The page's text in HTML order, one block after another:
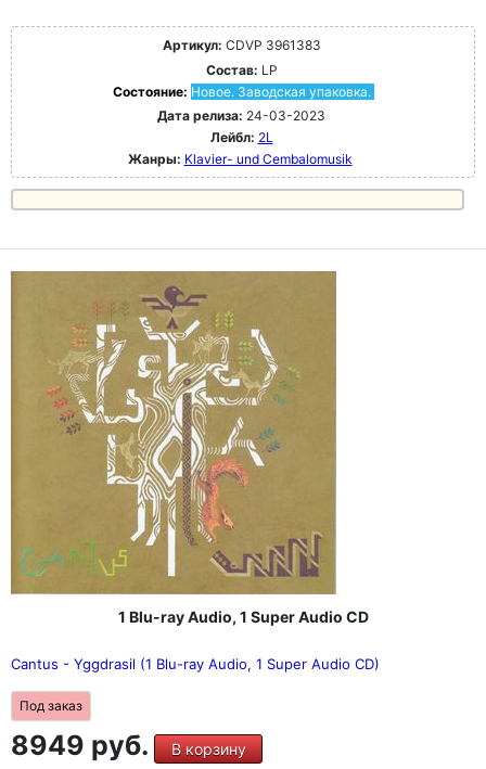
Артикул: CDVP 3961383
Состав: LP
Состояние: Новое. Заводская упаковка.
Дата релиза: 24-03-2023
Лейбл: 2L
Жанры: Klavier- und Cembalomusik
1 Blu-ray Audio, 1 Super Audio CD
Cantus - Yggdrasil (1 Blu-ray Audio, 1 Super Audio CD)
Под заказ
8949 руб. В корзину